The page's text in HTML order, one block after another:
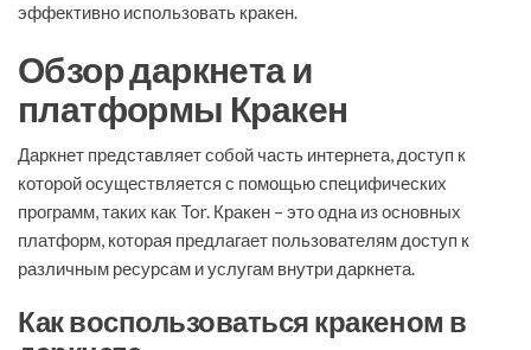
эффективно использовать кракен.
Обзор даркнета и
платформы Кракен
Даркнет представляет собой часть интернета, доступ к
которой осуществляется с помощью специфических
программ, таких как Tor. Кракен – это одна из основных
платформ, которая предлагает пользователям доступ к
различным ресурсам и услугам внутри даркнета.
Как воспользоваться кракеном в